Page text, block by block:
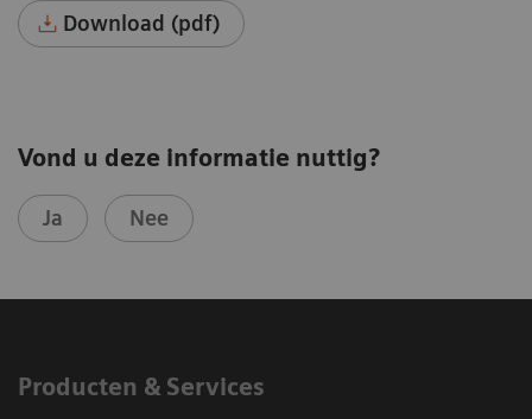
Download (pdf)
Vond u deze informatie nuttig?
Ja Nee
Producten & Services